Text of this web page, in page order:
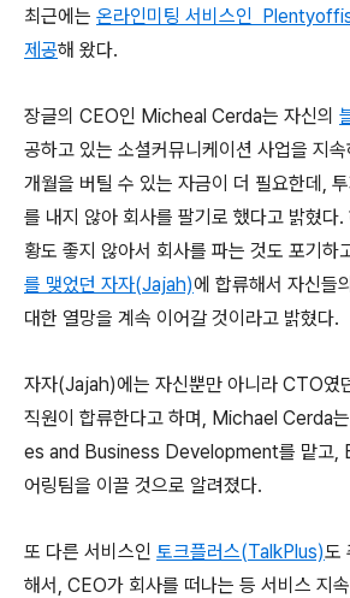
최근에는 온라인미팅 서비스인
제공해 왔다.
장글의 CEO인 Micheal Cerda는 자신의
공하고 있는 소셜커뮤니케이션 사업을 지
개월을 버틸 수 있는 자금이 더 필요한데,
를 내지 않아 회사를 팔기로 했다고 밝혔다
황도 좋지 않아서 회사를 파는 것도 포기하
를 맺었던 자자(Jajah)에 합류해서 자신들
대한 열망을 계속 이어갈 것이라고 밝혔다.
자자(Jajah)에는 자신뿐만 아니라 CTO였
직원이 합류한다고 하며, Michael Cerda
es and Business Development를 맡고,
어링팀을 이끌 것으로 알려졌다.
또 다른 서비스인 토크플러스(TalkPlus)도
해서, CEO가 회사를 떠나는 등 서비스 지